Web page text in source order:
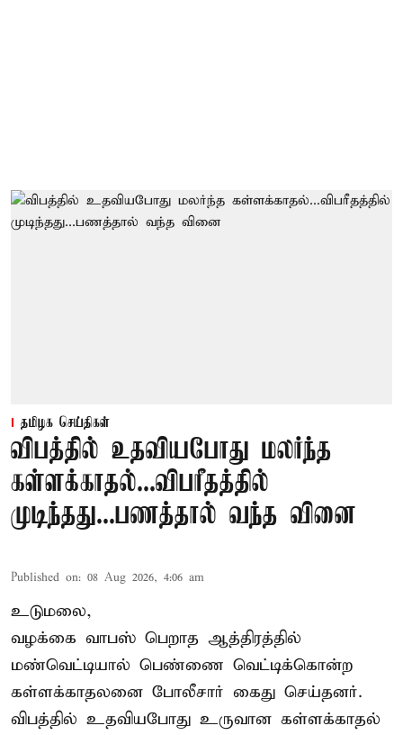
தமிழக செய்திகள்
விபத்தில் உதவியபோது மலர்ந்த
கள்ளக்காதல்...விபரீதத்தில்
முடிந்தது...பணத்தால் வந்த வினை
Published on: 08 Aug 2026, 4:06 am
உடுமலை,
வழக்கை வாபஸ் பெறாத ஆத்திரத்தில்
மண்வெட்டியால் பெண்ணை வெட்டிக்கொன்ற
கள்ளக்காதலனை போலீசார் கைது செய்தனர்.
விபத்தில் உதவியபோது உருவான கள்ளக்காதல்